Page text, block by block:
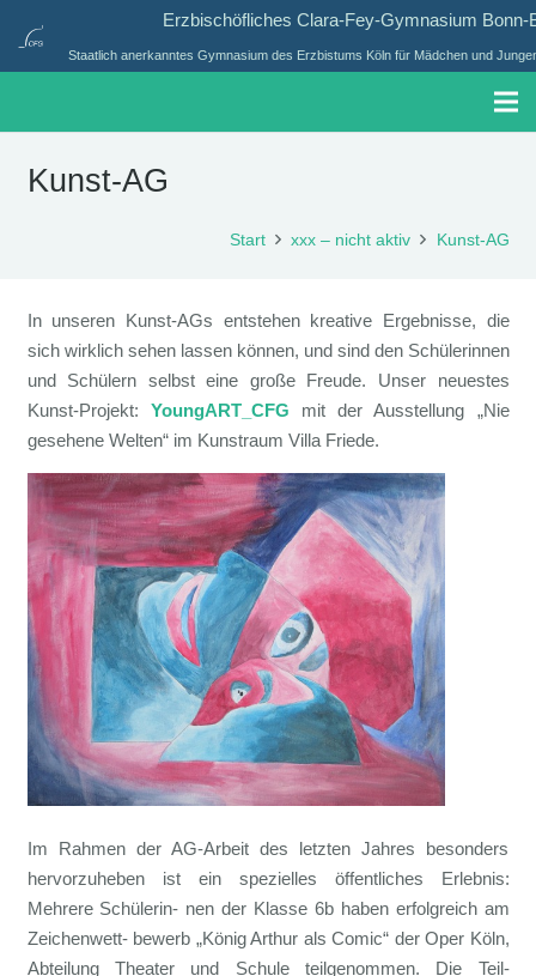
Erzbischöfliches Clara-Fey-Gymnasium Bonn-
Staatlich anerkanntes Gymnasium des Erzbistums Köln für Mädchen und
Kunst-AG
Start xxx – nicht aktiv Kunst-AG
In unseren Kunst-AGs entstehen kreative Ergebnisse, die
sich wirklich sehen lassen können, und sind den Schülerinnen
und Schülern selbst eine große Freude. Unser neuestes
Kunst-Projekt: YoungART_CFG
mit der Ausstellung „Nie
gesehene Welten“ im Kunstraum Villa Friede.
Im Rahmen der AG-Arbeit des letzten Jahres besonders
hervorzuheben ist ein spezielles öffentliches Erlebnis:
Mehrere Schülerin- nen der Klasse 6b haben erfolgreich am
Zeichenwett- bewerb „König Arthur als Comic“ der Oper Köln,
Abteilung Theater und Schule teilgenommen. Die Teil-